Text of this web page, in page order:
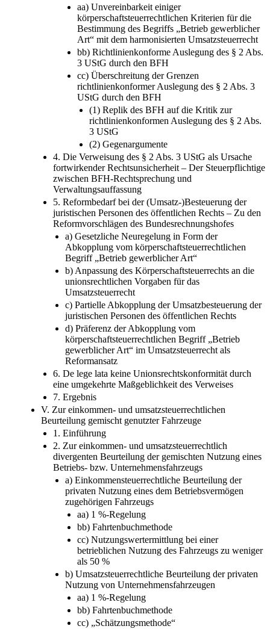
aa) Unvereinbarkeit einiger
körperschaftsteuerrechtlichen Kriterien für die
Bestimmung des Begriffs „Betrieb gewerblicher
Art“ mit dem harmonisierten Umsatzsteuerrecht
bb) Richtlinienkonforme Auslegung des § 2 Abs.
3 UStG durch den BFH
cc) Überschreitung der Grenzen
richtlinienkonformer Auslegung des § 2 Abs. 3
UStG durch den BFH
(1) Replik des BFH auf die Kritik zur
richtlinienkonformen Auslegung des § 2 Abs.
3 UStG
(2) Gegenargumente
4. Die Verweisung des § 2 Abs. 3 UStG als Ursache
fortwirkender Rechtsunsicherheit – Der Steuerpflichtige
zwischen BFH-Rechtsprechung und
Verwaltungsauffassung
5. Reformbedarf bei der (Umsatz-)Besteuerung der
juristischen Personen des öffentlichen Rechts – Zu den
Reformvorschlägen des Bundesrechnungshofes
a) Gesetzliche Neuregelung in Form der
Abkopplung vom körperschaftsteuerrechtlichen
Begriff „Betrieb gewerblicher Art“
b) Anpassung des Körperschaftsteuerrechts an die
unionsrechtlichen Vorgaben für das
Umsatzsteuerrecht
c) Partielle Abkopplung der Umsatzbesteuerung der
juristischen Personen des öffentlichen Rechts
d) Präferenz der Abkopplung vom
körperschaftsteuerrechtlichen Begriff „Betrieb
gewerblicher Art“ im Umsatzsteuerrecht als
Reformansatz
6. De lege lata keine Unionsrechtskonformität durch
eine umgekehrte Maßgeblichkeit des Verweises
7. Ergebnis
V. Zur einkommen- und umsatzsteuerrechtlichen
Beurteilung gemischt genutzter Fahrzeuge
1. Einführung
2. Zur einkommen- und umsatzsteuerrechtlich
divergenten Beurteilung der gemischten Nutzung eines
Betriebs- bzw. Unternehmensfahrzeugs
a) Einkommensteuerrechtliche Beurteilung der
privaten Nutzung eines dem Betriebsvermögen
zugehörigen Fahrzeugs
aa) 1 %-Regelung
bb) Fahrtenbuchmethode
cc) Nutzungswertermittlung bei einer
betrieblichen Nutzung des Fahrzeugs zu weniger
als 50 %
b) Umsatzsteuerrechtliche Beurteilung der privaten
Nutzung von Unternehmensfahrzeugen
aa) 1 %-Regelung
bb) Fahrtenbuchmethode
cc) „Schätzungsmethode“